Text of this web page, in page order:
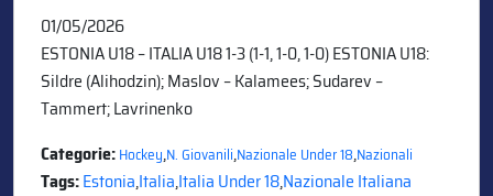
01/05/2026
ESTONIA U18 – ITALIA U18 1-3 (1-1, 1-0, 1-0) ESTONIA U18:
Sildre (Alihodzin); Maslov – Kalamees; Sudarev –
Tammert; Lavrinenko
Categorie:Hockey,N. Giovanili,Nazionale Under 18,Nazionali
Tags:Estonia,Italia,Italia Under 18,Nazionale Italiana